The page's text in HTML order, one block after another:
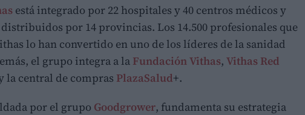
está integrado por 22 hospitales y 40 centros médicos y
por 14 provincias. Los 14.500 profesionales que
lo han convertido en uno de los líderes de la sanidad
el grupo integra a la Fundación Vithas, Vithas Red
la central de compras PlazaSalud+.
por el grupo Goodgrower, fundamenta su estrategia